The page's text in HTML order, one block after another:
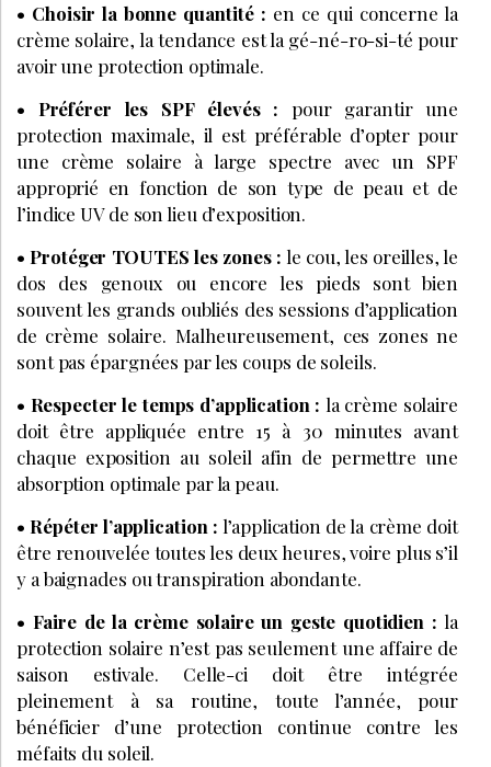
• Choisir la bonne quantité : en ce qui concerne la
crème solaire, la tendance est la gé-né-ro-si-té pour
avoir une protection optimale.
• Préférer les SPF élevés : pour garantir une
protection maximale, il est préférable d’opter pour
une crème solaire à large spectre avec un SPF
approprié en fonction de son type de peau et de
l’indice UV de son lieu d’exposition.
• Protéger TOUTES les zones : le cou, les oreilles, le
dos des genoux ou encore les pieds sont bien
souvent les grands oubliés des sessions d’application
de crème solaire. Malheureusement, ces zones ne
sont pas épargnées par les coups de soleils.
• Respecter le temps d’application : la crème solaire
doit être appliquée entre 15 à 30 minutes avant
chaque exposition au soleil afin de permettre une
absorption optimale par la peau.
• Répéter l’application : l’application de la crème doit
être renouvelée toutes les deux heures, voire plus s’il
y a baignades ou transpiration abondante.
• Faire de la crème solaire un geste quotidien : la
protection solaire n’est pas seulement une affaire de
saison estivale. Celle-ci doit être intégrée
pleinement à sa routine, toute l’année, pour
bénéficier d’une protection continue contre les
méfaits du soleil.